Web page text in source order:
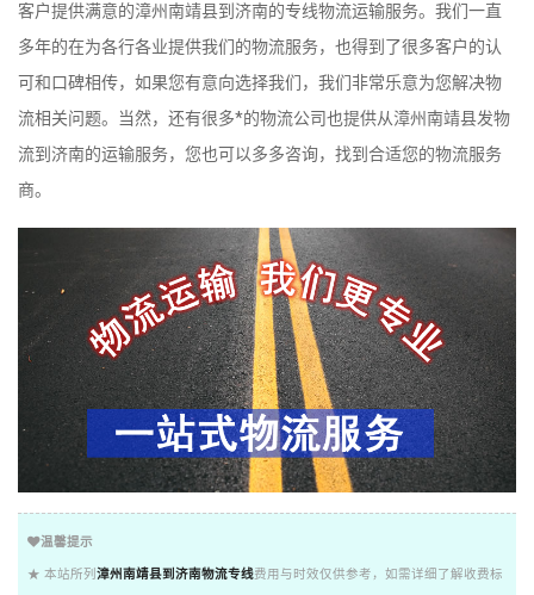
客户提供满意的漳州南靖县到济南的专线物流运输服务。我们一直
多年的在为各行各业提供我们的物流服务，也得到了很多客户的认
可和口碑相传，如果您有意向选择我们，我们非常乐意为您解决物
流相关问题。当然，还有很多*的物流公司也提供从漳州南靖县发物
流到济南的运输服务，您也可以多多咨询，找到合适您的物流服务
商。
温馨提示
★ 本站所列 漳州南靖县到济南物流专线费用与时效仅供参考，如需详细了解收费标